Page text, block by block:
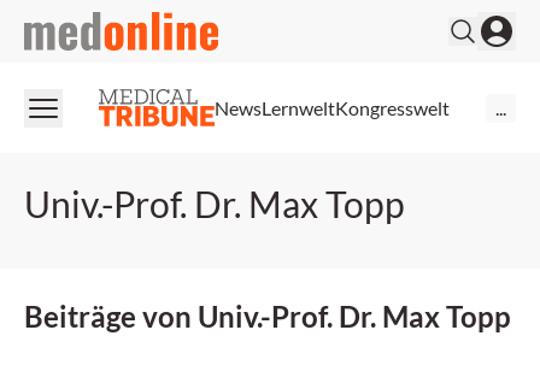
medonline
NewsLernweltKongresswelt
Univ.-Prof. Dr. Max Topp
Beiträge von Univ.-Prof. Dr. Max Topp